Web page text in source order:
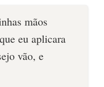
mãos
eu aplicara
vão, e